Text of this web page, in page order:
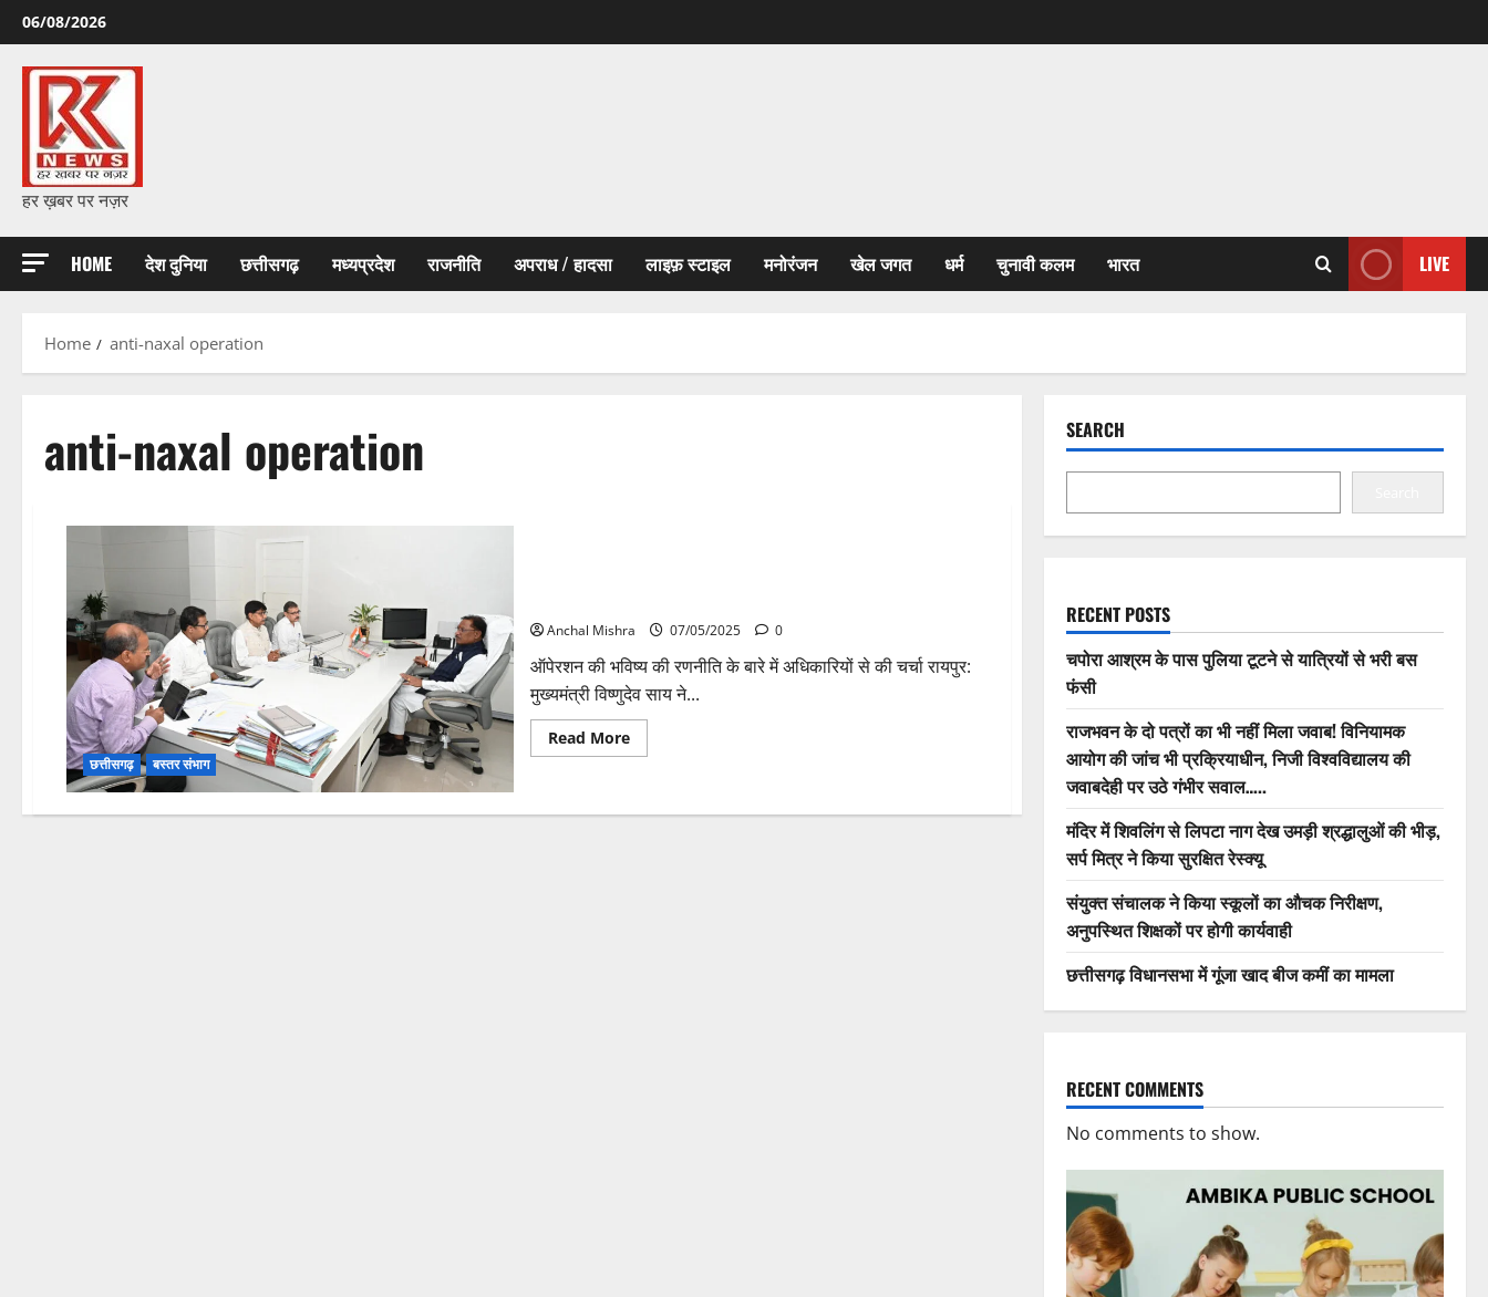
Skip
to
content
06/08/2026
हर ख़बर पर नज़र
HOME देश दुनिया छत्तीसगढ़ मध्यप्रदेश राजनीति अपराध / हादसा लाइफ़ स्टाइल मनोरंजन खेल जगत धर्म चुनावी कलम भारत LIVE
Home anti-naxal operation
anti-naxal operation
छत्तीसगढ़ बस्तर संभाग
Anchal Mishra 07/05/2025 0
ऑपेरशन की भविष्य की रणनीति के बारे में अधिकारियों से की चर्चा रायपुर:
मुख्यमंत्री विष्णुदेव साय ने...
Read MoreRead
more
मुख्यमंत्री
SEARCH
RECENT POSTS
चपोरा आश्रम के पास पुलिया टूटने से यात्रियों से भरी बस
फंसी
राजभवन के दो पत्रों का भी नहीं मिला जवाब! विनियामक
आयोग की जांच भी प्रक्रियाधीन, निजी विश्वविद्यालय की
जवाबदेही पर उठे गंभीर सवाल…..
मंदिर में शिवलिंग से लिपटा नाग देख उमड़ी श्रद्धालुओं की भीड़,
सर्प मित्र ने किया सुरक्षित रेस्क्यू
संयुक्त संचालक ने किया स्कूलों का औचक निरीक्षण,
अनुपस्थित शिक्षकों पर होगी कार्यवाही
छत्तीसगढ़ विधानसभा में गूंजा खाद बीज कमीं का मामला
RECENT COMMENTS
No comments to show.